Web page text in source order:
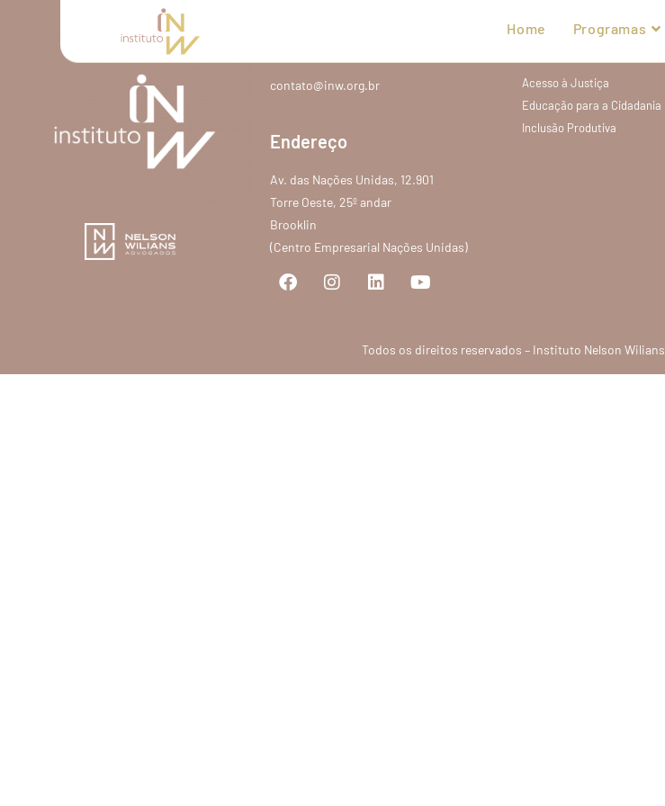
Home Programas
contato@inw.org.br
Endereço
Av. das Nações Unidas, 12.901
Torre Oeste, 25º andar
Brooklin
(Centro Empresarial Nações Unidas)
Acesso à Justiça
Educação para a Cidadania
Inclusão Produtiva
Todos os direitos reservados – Instituto Nelson Wilians